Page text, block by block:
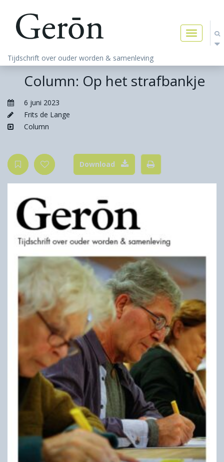
Toggle
navigation
Tijdschrift over ouder worden & samenleving
Column: Op het strafbankje
6 juni 2023
Frits de Lange
Column
Download